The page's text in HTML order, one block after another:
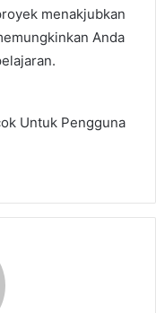
menakjubkan
Anda
Untuk Pengguna